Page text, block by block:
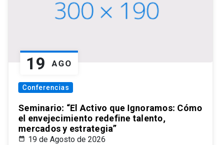
19 AGO
Conferencias
Seminario: “El Activo que Ignoramos: Cómo
el envejecimiento redefine talento,
mercados y estrategia”
19 de Agosto de 2026